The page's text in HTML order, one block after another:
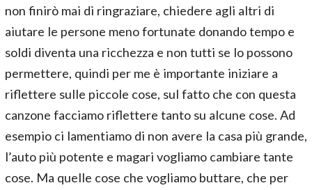
non finirò mai di ringraziare, chiedere agli altri di
aiutare le persone meno fortunate donando tempo e
soldi diventa una ricchezza e non tutti se lo possono
permettere, quindi per me è importante iniziare a
riflettere sulle piccole cose, sul fatto che con questa
canzone facciamo riflettere tanto su alcune cose. Ad
esempio ci lamentiamo di non avere la casa più grande,
l’auto più potente e magari vogliamo cambiare tante
cose. Ma quelle cose che vogliamo buttare, che per